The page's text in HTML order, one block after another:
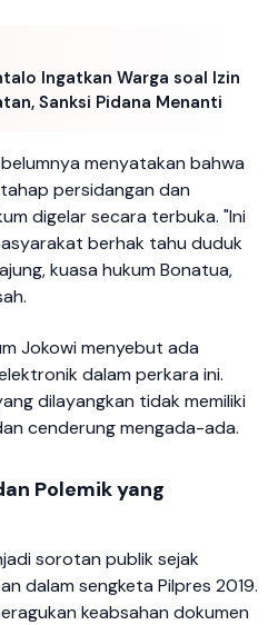
Ingatkan Warga soal Izin
Sanksi Pidana Menanti
menyatakan bahwa
persidangan dan
digelar secara terbuka. "Ini
berhak tahu duduk
kuasa hukum Bonatua,
Jokowi menyebut ada
dalam perkara ini.
dilayangkan tidak memiliki
cenderung mengada-ada.
Polemik yang
sorotan publik sejak
dalam sengketa Pilpres 2019.
keabsahan dokumen